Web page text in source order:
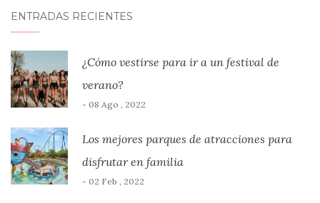
ENTRADAS RECIENTES
¿Cómo vestirse para ir a un festival de
verano?
- 08 Ago , 2022
Los mejores parques de atracciones para
disfrutar en familia
- 02 Feb , 2022